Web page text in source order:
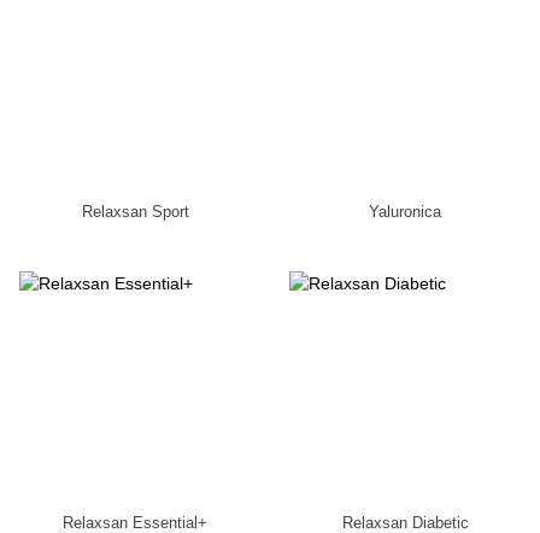
Relaxsan Sport Yaluronica
Relaxsan Essential+ Relaxsan Diabetic